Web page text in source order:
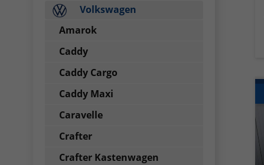
Volkswagen
Amarok
Caddy
Caddy Cargo
Caddy Maxi
Caravelle
Crafter
Crafter Kastenwagen